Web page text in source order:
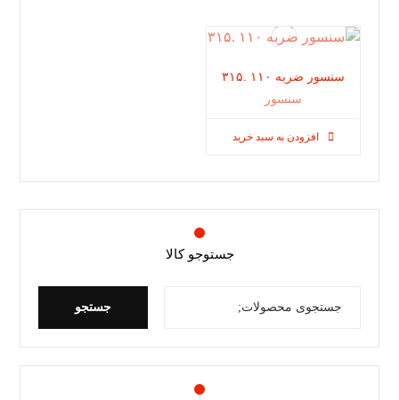
سنسور ضربه ١١٠ .٣١۵
سنسور
افزودن به سبد خرید
جستوجو کالا
جستجو